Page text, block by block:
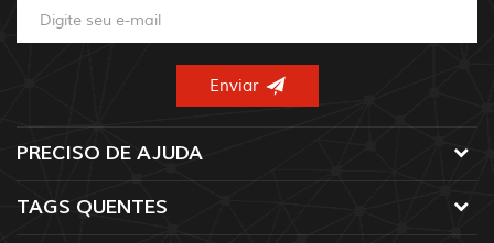
PRECISO DE AJUDA
TAGS QUENTES